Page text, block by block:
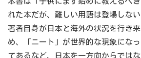
れた本だが、難しい用語は登場しない
著者自身が日本と海外の状況を行き
め、「ニート」が世界的な現象にな
てあるなど、日本を一方向からでは